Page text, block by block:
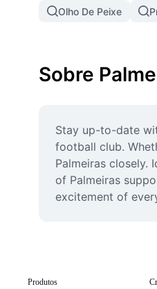
Olho De Peixe
Sobre
Stay up-to-date
football club.
Palmeiras closely.
of Palmeiras
excitement of
Produtos